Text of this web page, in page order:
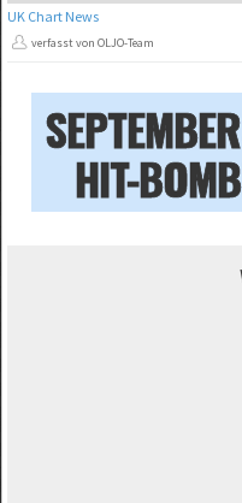
UK Chart News
verfasst von OLJO-Team
HIT-